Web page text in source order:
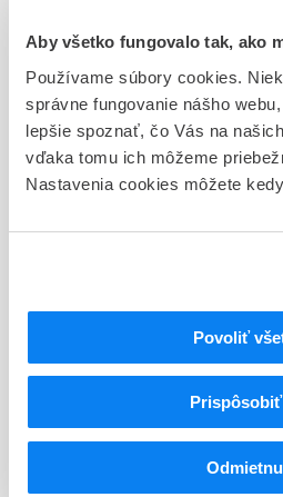
Aby všetko fungovalo tak, ako
Používame súbory cookies.
správne fungovanie nášho
lepšie spoznať, čo Vás na
vďaka tomu ich môžeme
Nastavenia cookies môžete
Povoliť
Prispôsobiť
Typ registračnej procedúry
Národná
Držiteľ, krajina
Farmak International Sp. z o.o.,
68 - ANTIPSYCHOTICA
Psycholeptiká
N05AL
Benzamidy